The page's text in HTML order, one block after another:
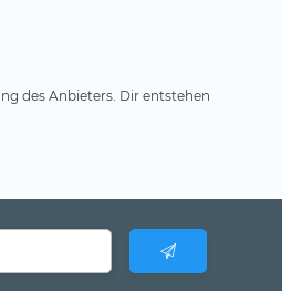
des Anbieters. Dir entstehen